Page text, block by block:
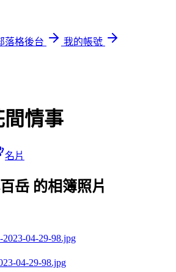
落格後台
我的帳號
情事
名片
岳 的相簿照片
04-29-98.jpg